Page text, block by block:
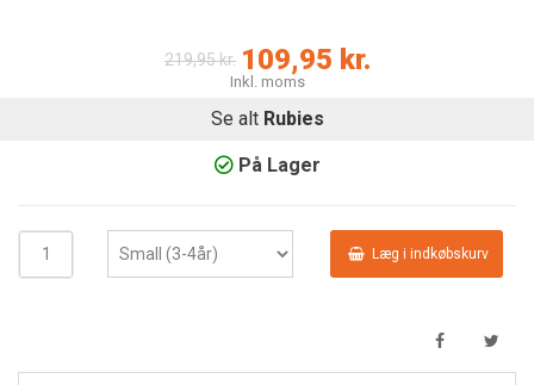
219,95 kr. 109,95 kr.
Inkl. moms
Se alt Rubies
På Lager
Læg i indkøbskurv